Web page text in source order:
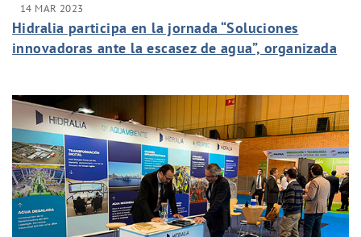
14 MAR 2023
Hidralia participa en la jornada “Soluciones
innovadoras ante la escasez de agua”, organizada